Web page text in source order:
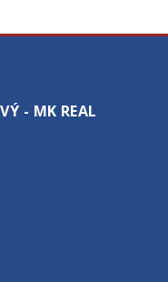
- MK REAL